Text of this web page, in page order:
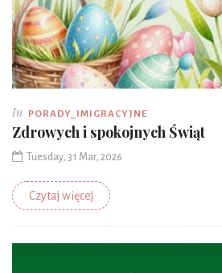
In PORADY_IMIGRACYJNE
Zdrowych i spokojnych Świąt
Tuesday, 31 Mar, 2026
Czytaj więcej